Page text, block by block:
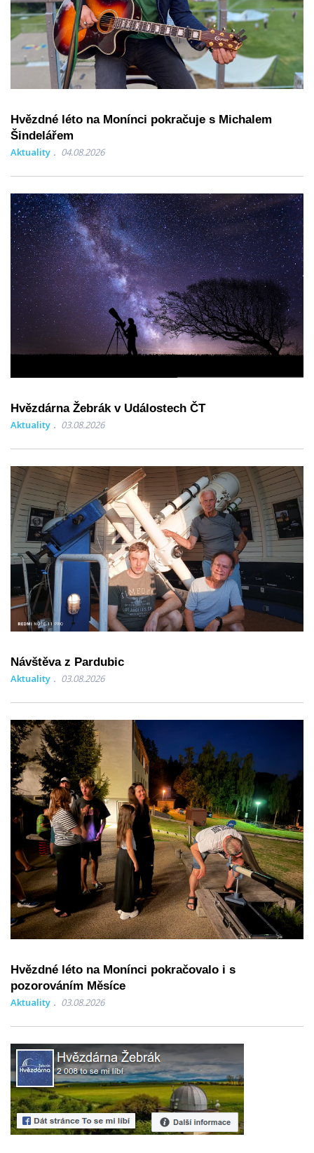
Hvězdné léto na Monínci pokračuje s Michalem
Šindelářem
Aktuality 04.08.2026
Hvězdárna Žebrák v Událostech ČT
Aktuality 03.08.2026
Návštěva z Pardubic
Aktuality 03.08.2026
Hvězdné léto na Monínci pokračovalo i s
pozorováním Měsíce
Aktuality 03.08.2026